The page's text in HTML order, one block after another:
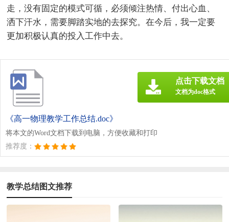
走，没有固定的模式可循，必须倾注热情、付出心血、
洒下汗水，需要脚踏实地的去探究。在今后，我一定要
更加积极认真的投入工作中去。
《高一物理教学工作总结.doc》
将本文的Word文档下载到电脑，方便收藏和打印
推荐度：
点击下载文档
文档为doc格式
教学总结图文推荐